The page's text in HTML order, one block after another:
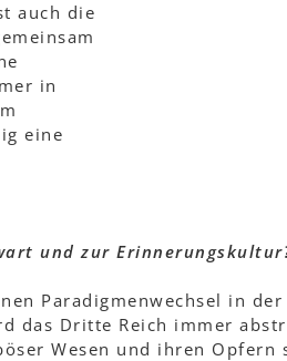
auch die
in
eine
und zur
Paradigmenwechsel in
das Dritte Reich immer
Wesen und ihren Opfern